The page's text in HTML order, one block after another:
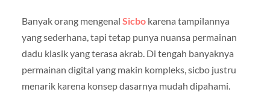
Banyak orang mengenal Sicbo karena tampilannya
yang sederhana, tapi tetap punya nuansa permainan
dadu klasik yang terasa akrab. Di tengah banyaknya
permainan digital yang makin kompleks, sicbo justru
menarik karena konsep dasarnya mudah dipahami.